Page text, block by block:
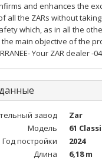
and enhances the
all the ZARs without
which, as in all the
main objective of the
Your ZAR dealer -
завод
Zar
Модель
61
Год постройки
2024
Длина
6,18 m